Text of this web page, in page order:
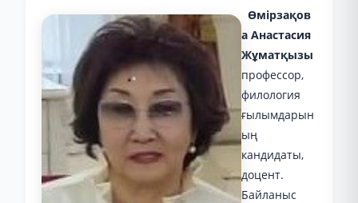
Өмірзақов
а Анастасия
Жұматқызы
профессор,
филология
ғылымдарын
ың
кандидаты,
доцент.
Байланыс